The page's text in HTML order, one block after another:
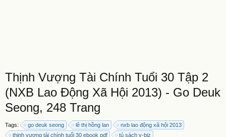
Thịnh Vượng Tài Chính Tuổi 30 Tập 2
(NXB Lao Động Xã Hội 2013) - Go Deuk
Seong, 248 Trang
Tags: go deuk seong lê thị hồng lan
nxb lao động xã hội 2013
thịnh vượng tài chính tuổi 30 ebook pdf
tủ sách v-biz